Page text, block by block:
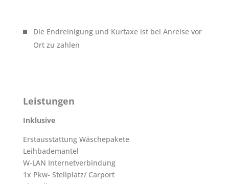
Die Endreinigung und Kurtaxe ist bei Anreise vor
Ort zu zahlen
Leistungen
Inklusive
Erstausstattung Wäschepakete
Leihbademantel
W-LAN Internetverbindung
1x Pkw- Stellplatz/ Carport